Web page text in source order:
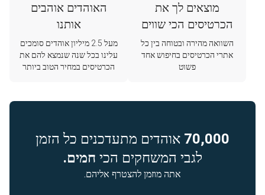
מוצאים לך את
הכרטיסים הכי שווים
השוואה מהירה ובטוחה בין כל
אתרי הכרטיסים בחיפוש אחד
פשוט
האוהדים אוהבים
אותנו
מעל 2.5 מיליון אוהדים סומכים
עלינו בכל שנה שנמצא להם את
הכרטיסים במחיר הטוב ביותר
70,000 אוהדים מתעדכנים כל הזמן
לגבי המשחקים הכי חמים.
אתה מוזמן להצטרף אליהם.